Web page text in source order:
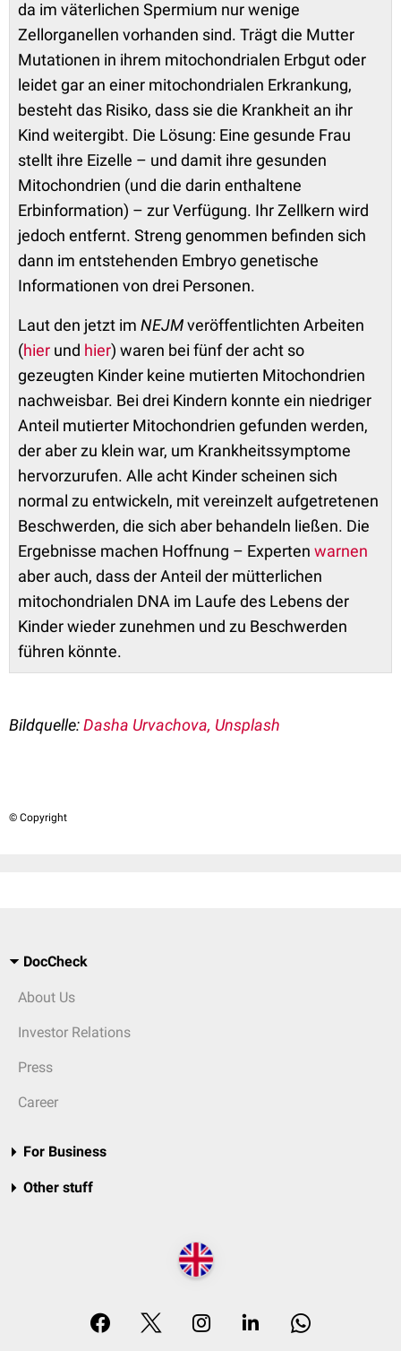
da im väterlichen Spermium nur wenige
Zellorganellen vorhanden sind. Trägt die Mutter
Mutationen in ihrem mitochondrialen Erbgut oder
leidet gar an einer mitochondrialen Erkrankung,
besteht das Risiko, dass sie die Krankheit an ihr
Kind weitergibt. Die Lösung: Eine gesunde Frau
stellt ihre Eizelle – und damit ihre gesunden
Mitochondrien (und die darin enthaltene
Erbinformation) – zur Verfügung. Ihr Zellkern wird
jedoch entfernt. Streng genommen befinden sich
dann im entstehenden Embryo genetische
Informationen von drei Personen.
Laut den jetzt im NEJMveröffentlichten Arbeiten
(hier und hier) waren bei fünf der acht so
gezeugten Kinder keine mutierten Mitochondrien
nachweisbar. Bei drei Kindern konnte ein niedriger
Anteil mutierter Mitochondrien gefunden werden,
der aber zu klein war, um Krankheitssymptome
hervorzurufen. Alle acht Kinder scheinen sich
normal zu entwickeln, mit vereinzelt aufgetretenen
Beschwerden, die sich aber behandeln ließen. Die
Ergebnisse machen Hoffnung – Experten warnen
aber auch, dass der Anteil der mütterlichen
mitochondrialen DNA im Laufe des Lebens der
Kinder wieder zunehmen und zu Beschwerden
führen könnte.
Bildquelle:Dasha Urvachova, Unsplash
© Copyright
DocCheck
About Us
Investor Relations
Press
Career
For Business
Other stuff